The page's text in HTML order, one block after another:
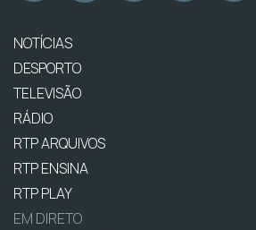
NOTÍCIAS
DESPORTO
TELEVISÃO
RÁDIO
RTP ARQUIVOS
RTP ENSINA
RTP PLAY
EM DIRETO